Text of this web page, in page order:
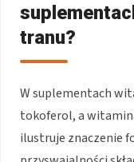
tranu?
W suplementach
tokoferol, a
ilustruje znaczenie